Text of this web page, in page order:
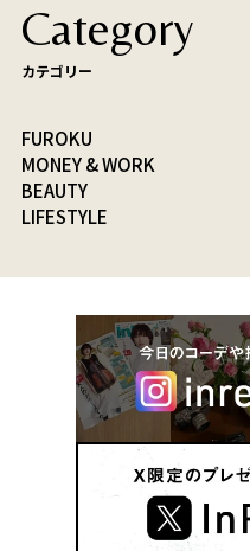
Category
カテゴリー
FUROKU
MONEY & WORK
BEAUTY
LIFESTYLE